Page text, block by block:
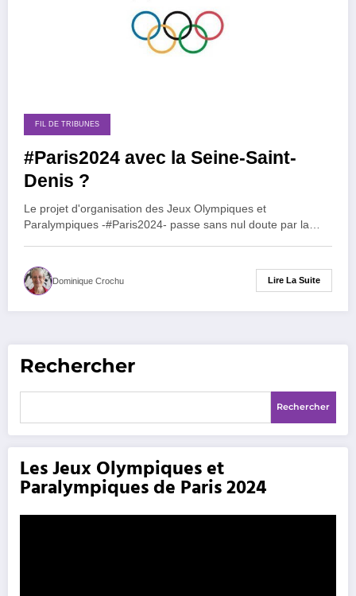
FIL DE TRIBUNES
#Paris2024 avec la Seine-Saint-
Denis ?
Le projet d'organisation des Jeux Olympiques et
Paralympiques -#Paris2024- passe sans nul doute par la…
Dominique Crochu Lire La Suite
Rechercher
Rechercher
Les Jeux Olympiques et
Paralympiques de Paris 2024